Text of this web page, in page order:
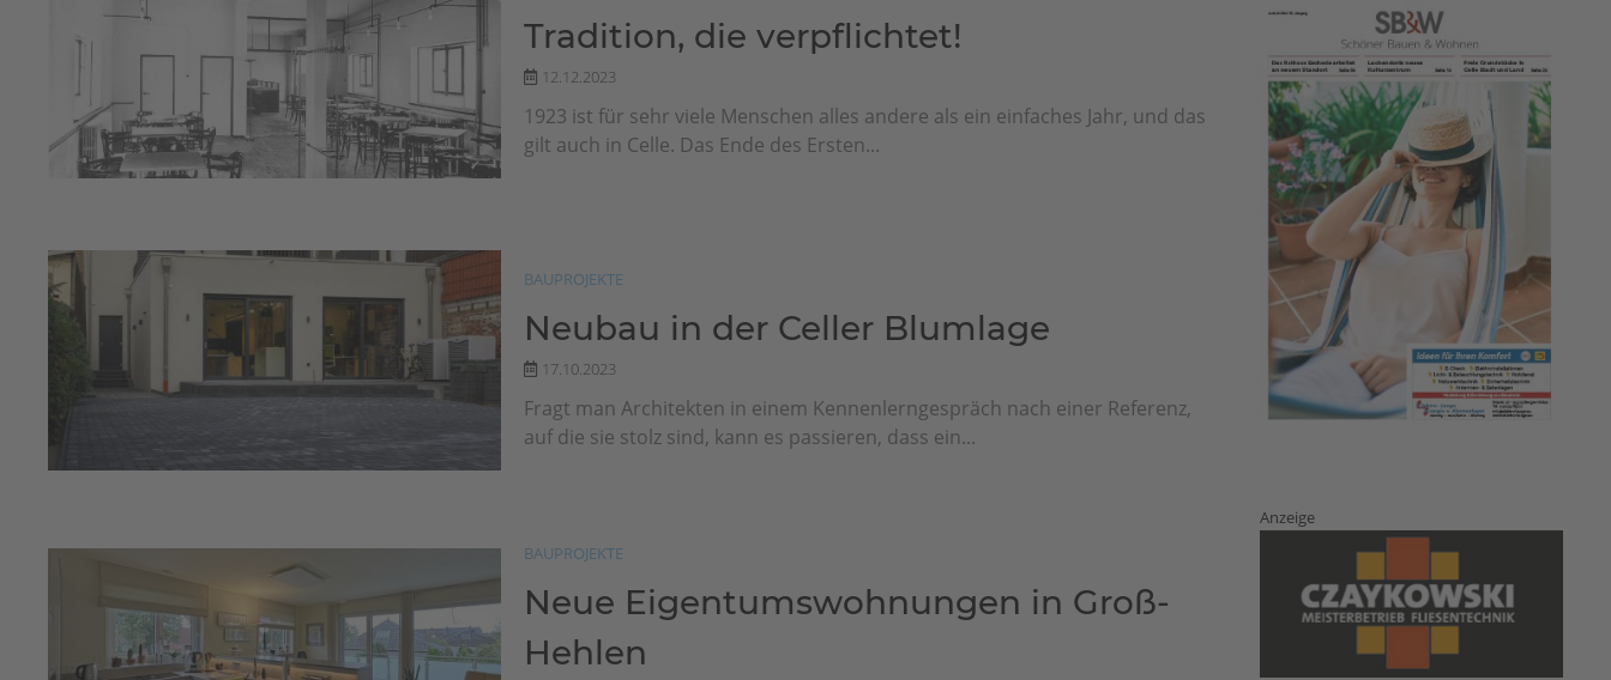
Tradition, die verpflichtet!
12.12.2023
1923 ist für sehr viele Menschen alles andere als ein einfaches Jahr, und das
gilt auch in Celle. Das Ende des Ersten...
BAUPROJEKTE
Neubau in der Celler Blumlage
17.10.2023
Fragt man Architekten in einem Kennenlerngespräch nach einer Referenz,
auf die sie stolz sind, kann es passieren, dass ein...
BAUPROJEKTE
Neue Eigentumswohnungen in Groß-
Hehlen
Anzeige